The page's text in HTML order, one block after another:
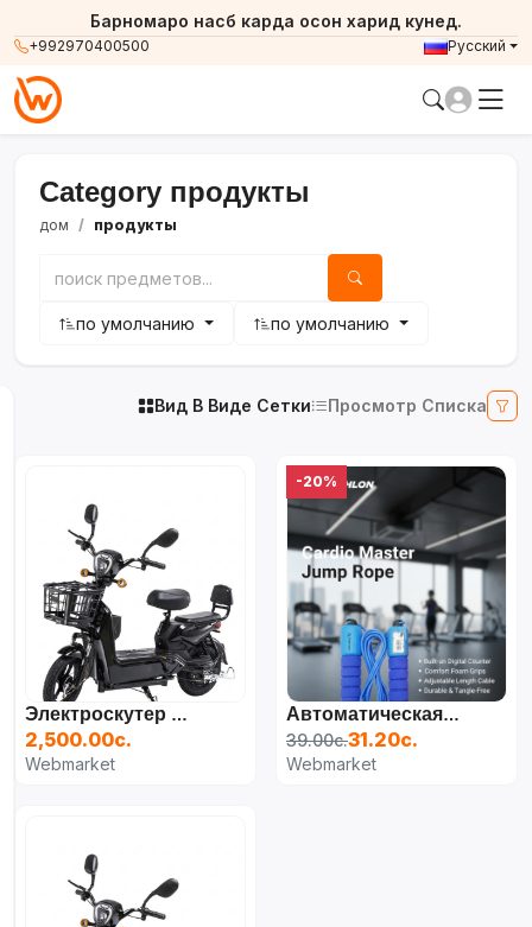
+992970400500
Барномаро насб карда осон харид кунед.
Русский
Category продукты
дом продукты
по умолчанию по умолчанию
Вид В Виде Сетки Просмотр Списка
Электроскутер Dream 350W (чёрный)
2,500.00с.
Webmarket
-20%
Автоматическая Счетная Скакалка
39.00с.31.20с.
Webmarket